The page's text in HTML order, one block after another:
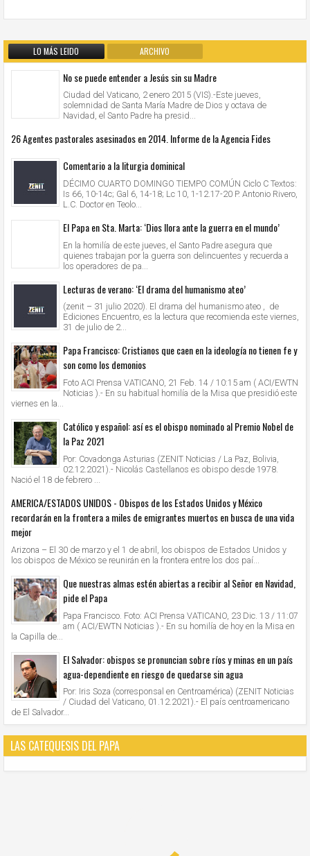
LO MÁS LEIDO ARCHIVO
No se puede entender a Jesús sin su Madre
Ciudad del Vaticano, 2 enero 2015 (VIS).-Este jueves,
solemnidad de Santa María Madre de Dios y octava de
Navidad, el Santo Padre ha presid...
26 Agentes pastorales asesinados en 2014. Informe de la Agencia Fides
Comentario a la liturgia dominical
DÉCIMO CUARTO DOMINGO TIEMPO COMÚN Ciclo C Textos:
Is 66, 10-14c; Gal 6, 14-18; Lc 10, 1-12.17-20 P. Antonio Rivero,
L.C. Doctor en Teolo...
El Papa en Sta. Marta: ‘Dios llora ante la guerra en el mundo’
En la homilía de este jueves, el Santo Padre asegura que
quienes trabajan por la guerra son delincuentes y recuerda a
los operadores de pa...
Lecturas de verano: ‘El drama del humanismo ateo’
(zenit – 31 julio 2020). El drama del humanismo ateo , de
Ediciones Encuentro, es la lectura que recomienda este viernes,
31 de julio de 2...
Papa Francisco: Cristianos que caen en la ideología no tienen fe y
son como los demonios
Foto ACI Prensa VATICANO, 21 Feb. 14 / 10:15 am ( ACI/EWTN
Noticias ).- En su habitual homilía de la Misa que presidió este
viernes en la...
Católico y español: así es el obispo nominado al Premio Nobel de
la Paz 2021
Por: Covadonga Asturias (ZENIT Noticias / La Paz, Bolivia,
02.12.2021).- Nicolás Castellanos es obispo desde 1978.
Nació el 18 de febrero ...
AMERICA/ESTADOS UNIDOS - Obispos de los Estados Unidos y México
recordarán en la frontera a miles de emigrantes muertos en busca de una vida
mejor
Arizona – El 30 de marzo y el 1 de abril, los obispos de Estados Unidos y
los obispos de México se reunirán en la frontera entre los dos paí...
Que nuestras almas estén abiertas a recibir al Señor en Navidad,
pide el Papa
Papa Francisco. Foto: ACI Prensa VATICANO, 23 Dic. 13 / 11:07
am ( ACI/EWTN Noticias ).- En su homilía de hoy en la Misa en
la Capilla de...
El Salvador: obispos se pronuncian sobre ríos y minas en un país
agua-dependiente en riesgo de quedarse sin agua
Por: Iris Soza (corresponsal en Centroamérica) (ZENIT Noticias
/ Ciudad del Vaticano, 01.12.2021).- El país centroamericano
de El Salvador...
LAS CATEQUESIS DEL PAPA